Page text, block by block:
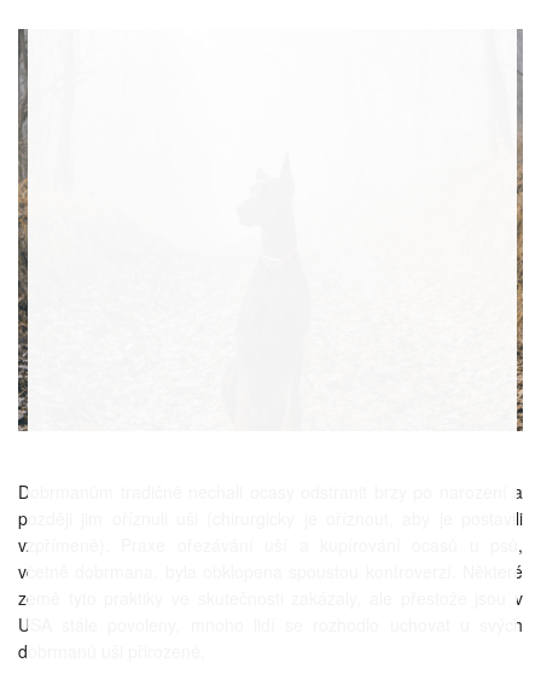
Dobrmanům tradičně nechali ocasy odstranit brzy po narození a
později jim oříznuli uši (chirurgicky je oříznout, aby je postavili
vzpřímeně). Praxe ořezávání uší a kupírování ocasů u psů,
včetně dobrmana, byla obklopena spoustou kontroverzí. Některé
země tyto praktiky ve skutečnosti zakázaly, ale přestože jsou v
USA stále povoleny, mnoho lidí se rozhodlo uchovat u svých
dobrmanů uši přirozené.